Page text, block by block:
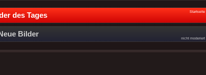
des Tages Startseite
Bilder
nicht moderiert